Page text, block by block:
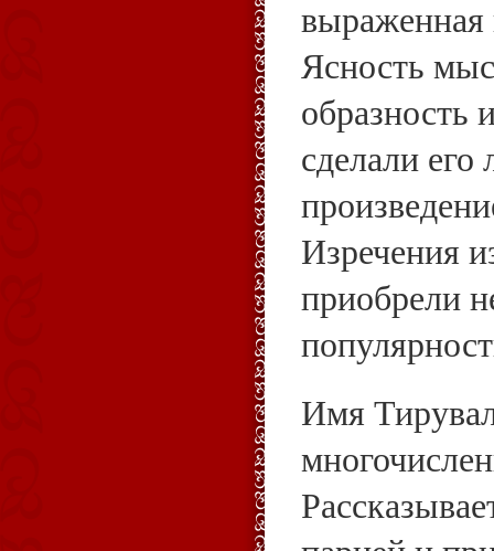
выраженная
Ясность
образность
сделали
Изречения
приобрели
Имя